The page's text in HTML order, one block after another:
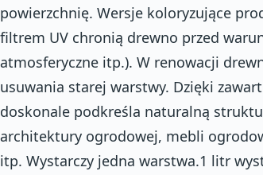
powierzchnię. Wersje koloryzujące
filtrem UV chronią drewno przed
atmosferyczne itp.). W renowacji
usuwania starej warstwy. Dzięki
doskonale podkreśla naturalną
architektury ogrodowej, mebli
itp. Wystarczy jedna warstwa.1 litr